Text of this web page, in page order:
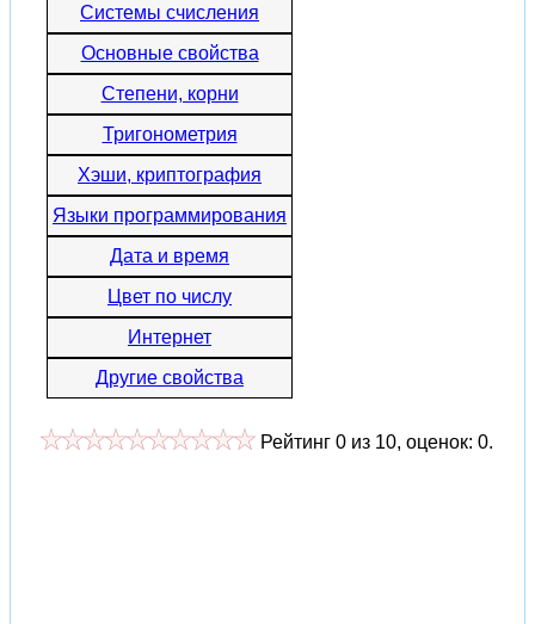
Системы счисления
Основные свойства
Степени, корни
Тригонометрия
Хэши, криптография
Языки программирования
Дата и время
Цвет по числу
Интернет
Другие свойства
Рейтинг 0 из 10, оценок: 0.